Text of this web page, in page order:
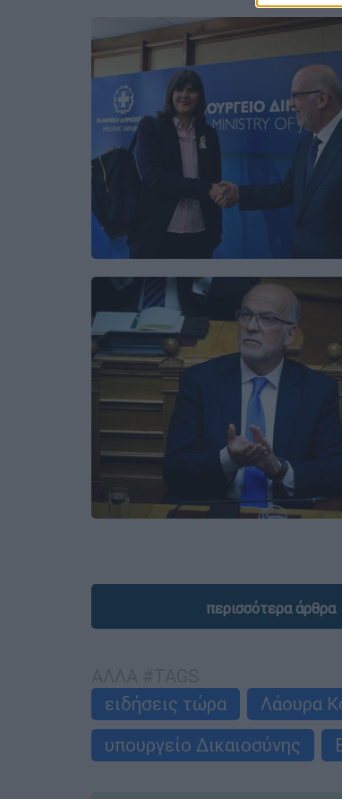
περισσότερα άρθρα
ειδήσεις τώρα
Λάουρα
υπουργείο Δικαιοσύνης